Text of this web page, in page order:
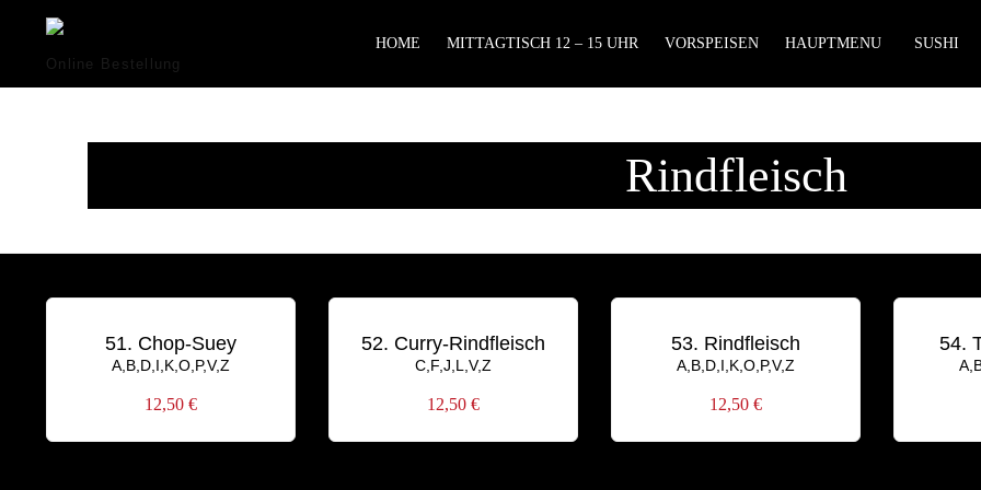
Online Bestellung
HOME MITTAGTISCH 12 – 15 UHR VORSPEISEN HAUPTMENU SUSHI
Rindfleisch
51. Chop-Suey
A,B,D,I,K,O,P,V,Z
12,50 €
52. Curry-Rindfleisch
C,F,J,L,V,Z
12,50 €
53. Rindfleisch
A,B,D,I,K,O,P,V,Z
12,50 €
54.